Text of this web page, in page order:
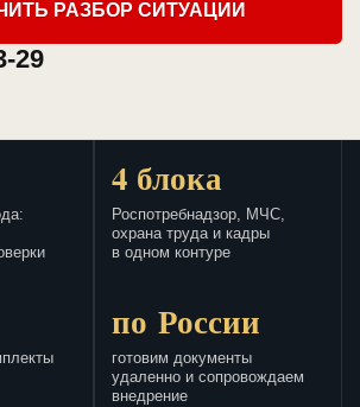
РАЗБОР СИТУАЦИИ
29
4 блока
Роспотребнадзор, МЧС,
охрана труда и кадры
в одном контуре
по России
готовим документы
удаленно и сопровождаем
внедрение